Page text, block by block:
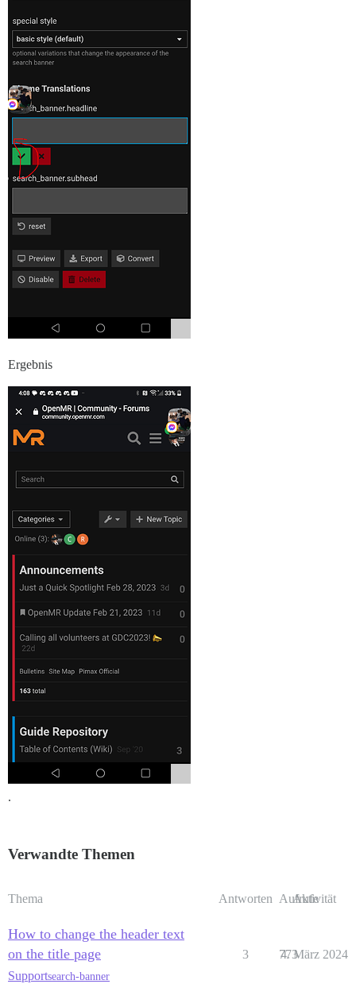
Ergebnis
.
Verwandte Themen
Thema Antworten Aufrufe
Aktivität
How to change the header text
on the title page
Supportsearch-banner
3 773
4. März 2024